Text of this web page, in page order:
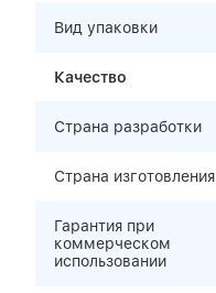
Вид упаковки
Качество
Страна разработки
Страна изготовления
Гарантия при
коммерческом
использовании